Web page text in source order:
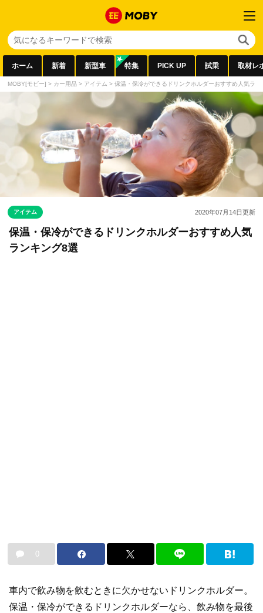
ホーム 新着 新型車 特集 PICK UP 試乗 取材レ
MOBY[モビー] > カー用品 > アイテム > 保温・保冷ができるドリンクホルダーおすすめ人気ラン
アイテム 2020年07月14日更新
保温・保冷ができるドリンクホルダーおすすめ人気
ランキング8選
0
車内で飲み物を飲むときに欠かせないドリンクホルダー。
保温・保冷ができるドリンクホルダーなら、飲み物を最後